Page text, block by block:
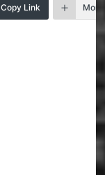
Copy Link More